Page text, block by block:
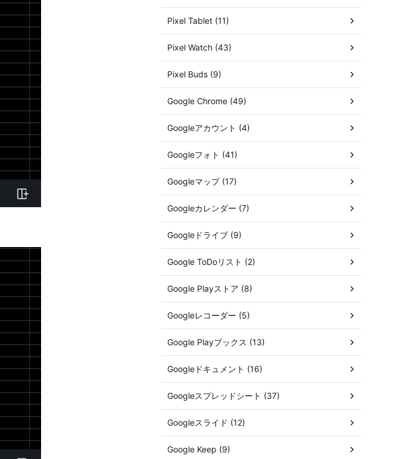
Pixel Tablet (11)
Pixel Watch (43)
Pixel Buds (9)
Google Chrome (49)
Googleアカウント (4)
Googleフォト (41)
Googleマップ (17)
Googleカレンダー (7)
Googleドライブ (9)
Google ToDoリスト (2)
Google Playストア (8)
Googleレコーダー (5)
Google Playブックス (13)
Googleドキュメント (16)
Googleスプレッドシート (37)
Googleスライド (12)
Google Keep (9)